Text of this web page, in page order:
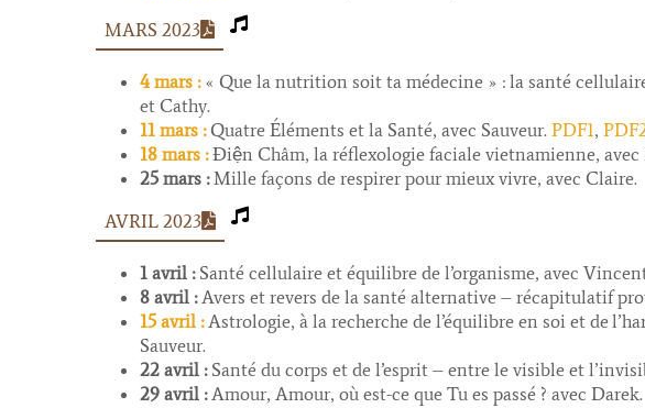
MARS 2023
4 mars :« Que la nutrition soit ta médecine » : la santé
et Cathy.
11 mars :Quatre Éléments et la Santé, avec Sauveur. PDF1,
18 mars : Điện Châm, la réflexologie faciale vietnamienne, avec
25 mars :Mille façons de respirer pour mieux vivre, avec Claire.
AVRIL 2023
1 avril :Santé cellulaire et équilibre de l’organisme, avec
8 avril :Avers et revers de la santé alternative – récapitulatif
15 avril : Astrologie, à la recherche de l’équilibre en soi et de
Sauveur.
22 avril :Santé du corps et de l’esprit – entre le visible et
29 avril :Amour, Amour, où est-ce que Tu es passé ? avec Darek.